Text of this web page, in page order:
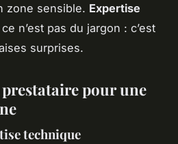
zone sensible. Expertise
ce n’est pas du jargon : c’est
surprises.
pour une
technique